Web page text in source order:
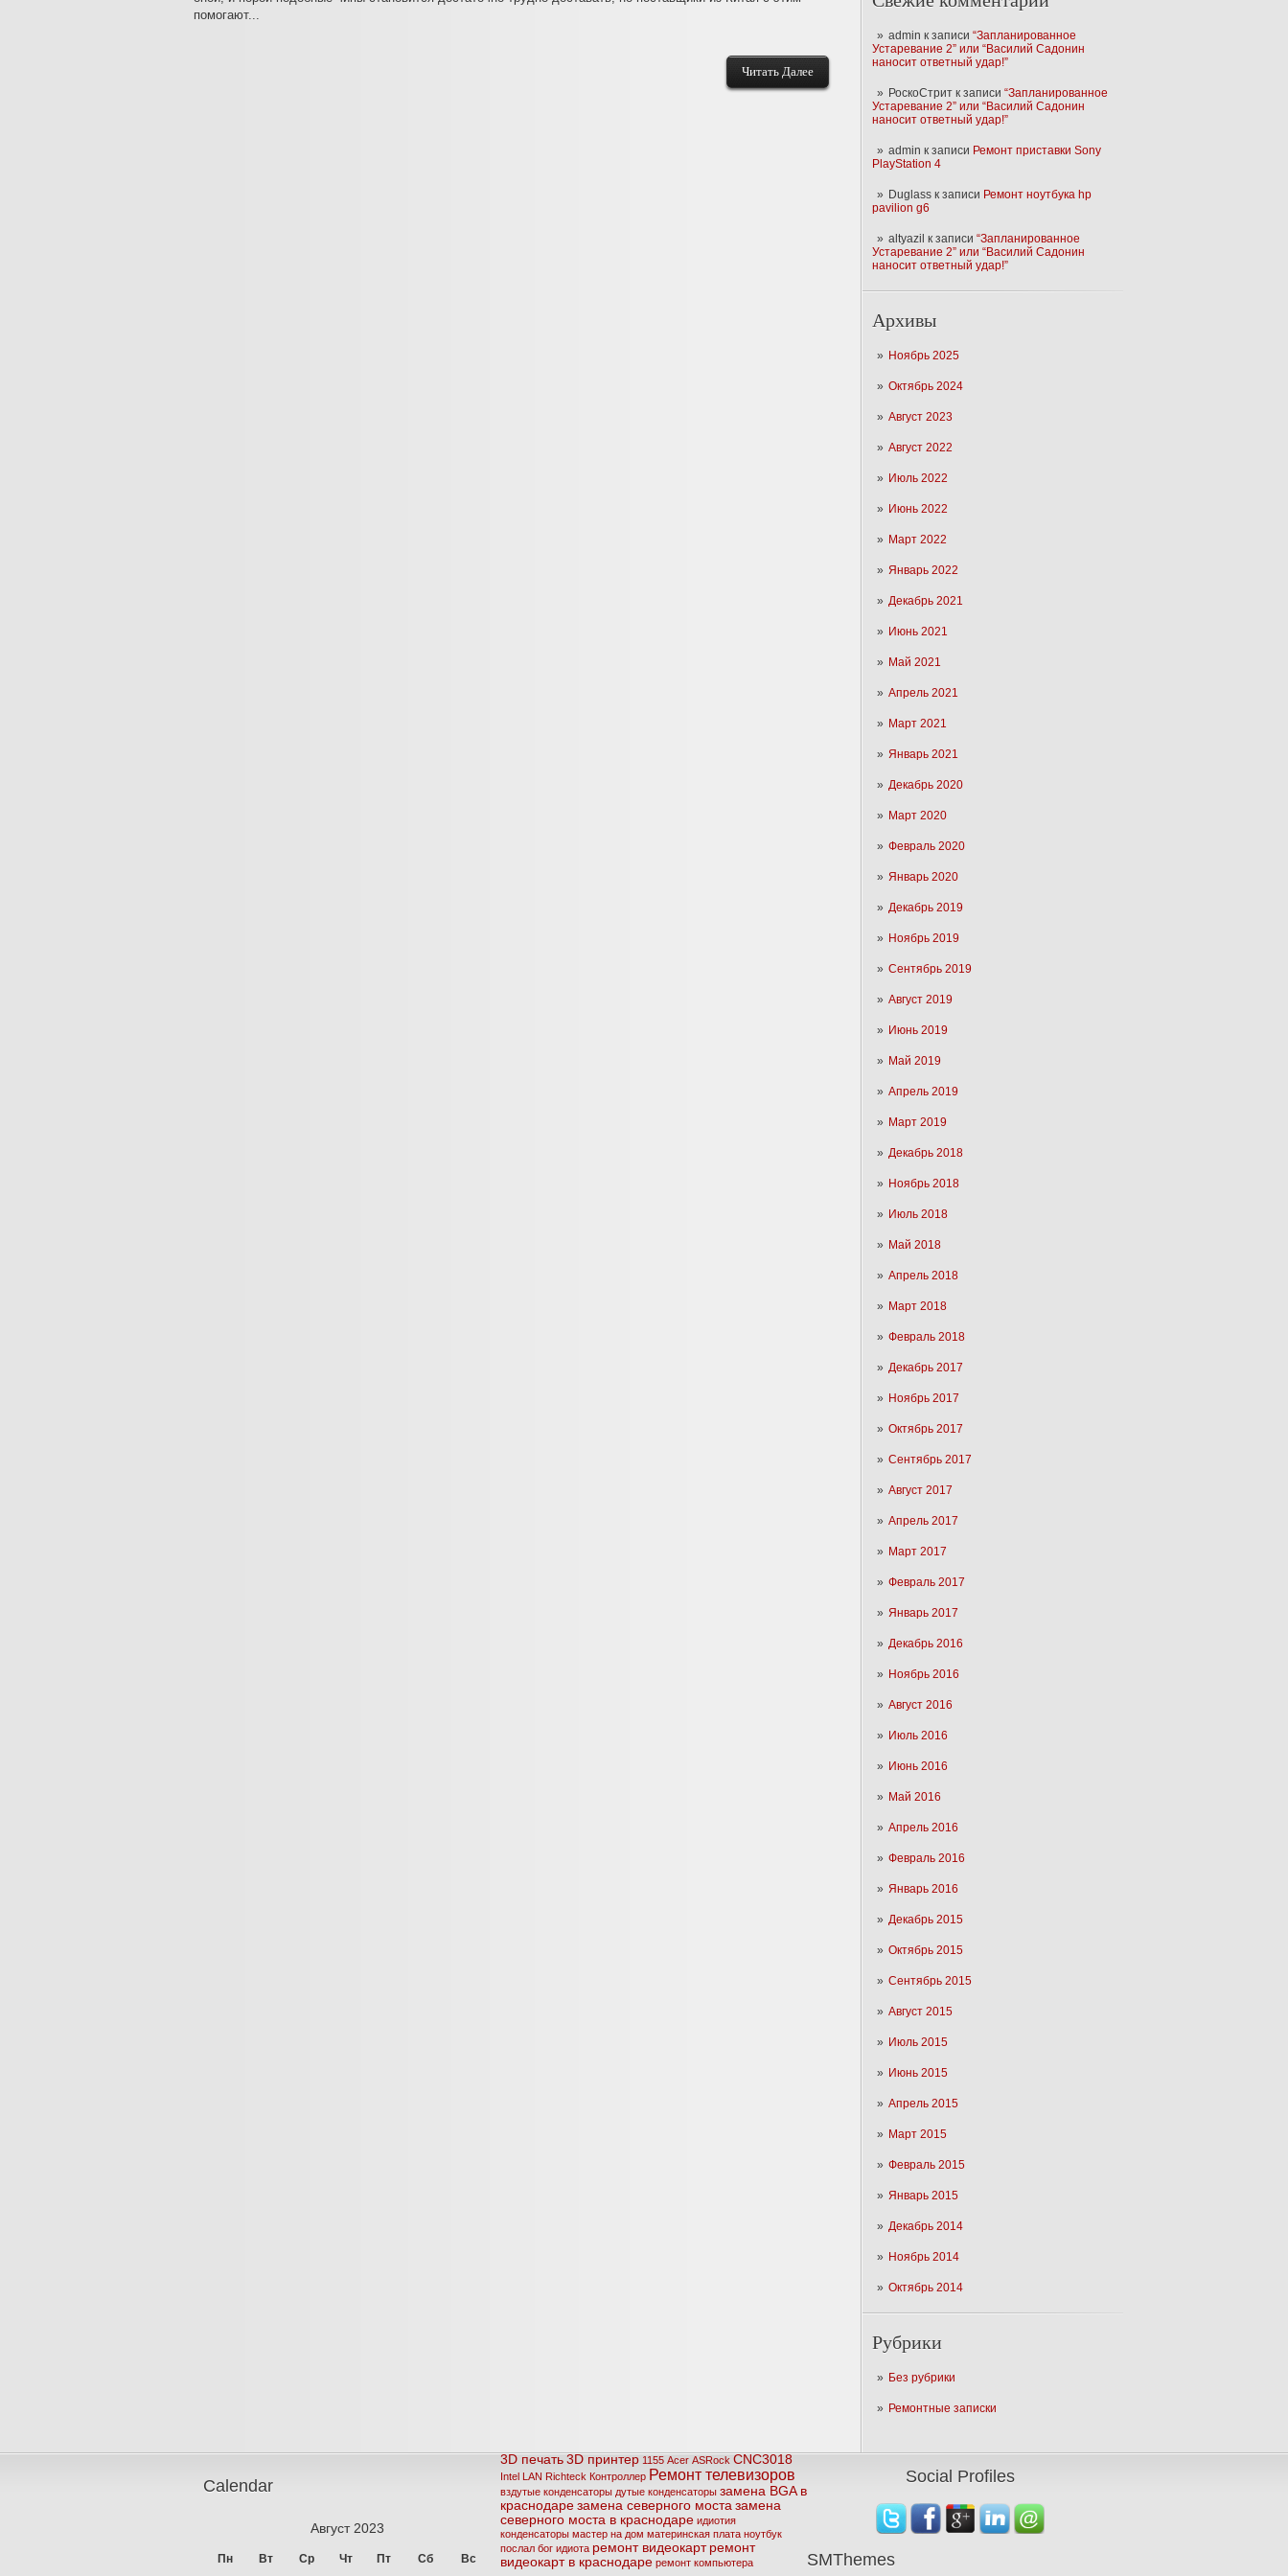
admin к записи “Запланированное
Устаревание 2” или “Василий Садонин
наносит ответный удар!”
РоскоСтрит к записи “Запланированное
Устаревание 2” или “Василий Садонин
наносит ответный удар!”
admin к записи Ремонт приставки Sony
PlayStation 4
Duglass к записи Ремонт ноутбука hp
pavilion g6
altyazil к записи “Запланированное
Устаревание 2” или “Василий Садонин
наносит ответный удар!”
Архивы
Ноябрь 2025
Октябрь 2024
Август 2023
Август 2022
Июль 2022
Июнь 2022
Март 2022
Январь 2022
Декабрь 2021
Июнь 2021
Май 2021
Апрель 2021
Март 2021
Январь 2021
Декабрь 2020
Март 2020
Февраль 2020
Январь 2020
Декабрь 2019
Ноябрь 2019
Сентябрь 2019
Август 2019
Июнь 2019
Май 2019
Апрель 2019
Март 2019
Декабрь 2018
Ноябрь 2018
Июль 2018
Май 2018
Апрель 2018
Март 2018
Февраль 2018
Декабрь 2017
Ноябрь 2017
Октябрь 2017
Сентябрь 2017
Август 2017
Апрель 2017
Март 2017
Февраль 2017
Январь 2017
Декабрь 2016
Ноябрь 2016
Август 2016
Июль 2016
Июнь 2016
Май 2016
Апрель 2016
Февраль 2016
Январь 2016
Декабрь 2015
Октябрь 2015
Сентябрь 2015
Август 2015
Июль 2015
Июнь 2015
Апрель 2015
Март 2015
Февраль 2015
Январь 2015
Декабрь 2014
Ноябрь 2014
Октябрь 2014
Рубрики
Без рубрики
Ремонтные записки
помогают...
Читать Далее
Calendar
Август 2023
Пн Вт Ср Чт Пт Сб Вс
3D печать 3D принтер 1155 Acer ASRock CNC3018
Intel LAN Richteck Контроллер Ремонт телевизоров
вздутые конденсаторы дутые конденсаторы замена BGA в
краснодаре замена северного моста замена
северного моста в краснодаре идиотия
конденсаторы мастер на дом материнская плата ноутбук
послал бог идиота ремонт видеокарт ремонт
видеокарт в краснодаре ремонт компьютера
Social Profiles
SMThemes